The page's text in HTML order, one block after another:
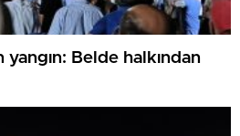
yangın: Belde halkından